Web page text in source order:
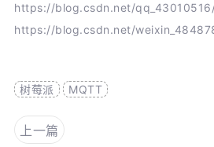
https://blog.csdn.net/
https://blog.csdn.net/
树莓派 MQTT
上一篇